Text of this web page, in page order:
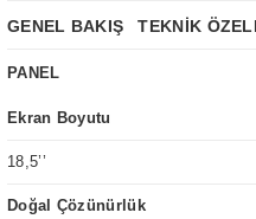
GENEL BAKIŞ TEKNİK
PANEL
Ekran Boyutu
18,5’’
Doğal Çözünürlük